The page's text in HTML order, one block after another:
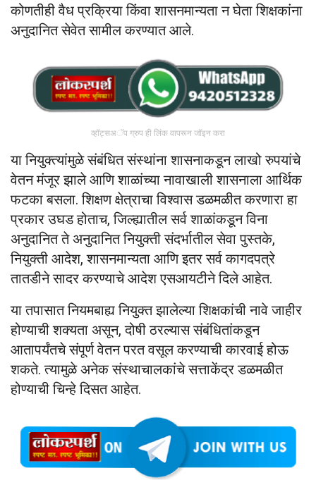
कोणतीही वैध प्रक्रिया किंवा शासनमान्यता न घेता शिक्षकांना
अनुदानित सेवेत सामील करण्यात आले.
व्हॉट्सअॅप ग्रुप ही लिंक वापरून जॉइन करा
या नियुक्त्यांमुळे संबंधित संस्थांना शासनाकडून लाखो रुपयांचे
वेतन मंजूर झाले आणि शाळांच्या नावाखाली शासनाला आर्थिक
फटका बसला. शिक्षण क्षेत्राचा विश्वास डळमळीत करणारा हा
प्रकार उघड होताच, जिल्ह्यातील सर्व शाळांकडून विना
अनुदानित ते अनुदानित नियुक्ती संदर्भातील सेवा पुस्तके,
नियुक्ती आदेश, शासनमान्यता आणि इतर सर्व कागदपत्रे
तातडीने सादर करण्याचे आदेश एसआयटीने दिले आहेत.
या तपासात नियमबाह्य नियुक्त झालेल्या शिक्षकांची नावे जाहीर
होण्याची शक्यता असून, दोषी ठरल्यास संबंधितांकडून
आतापर्यंतचे संपूर्ण वेतन परत वसूल करण्याची कारवाई होऊ
शकते. त्यामुळे अनेक संस्थाचालकांचे सत्ताकेंद्र डळमळीत
होण्याची चिन्हे दिसत आहेत.